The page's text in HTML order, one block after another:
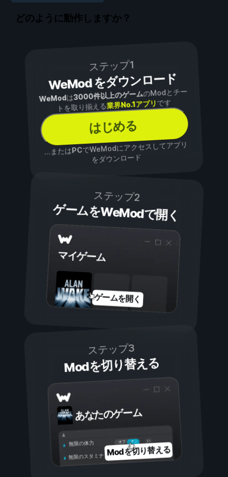
どのように動作しますか？
ステップ1
WeMod をダウンロード
WeModは3000件以上のゲームのModとチー
トを取り揃える業界No.1アプリです
はじめる
...またはPCでWeModにアクセスしてアプリ
をダウンロード
ステップ2
ゲームをWeModで開く
マイゲーム
ゲームを開く
ステップ3
Modを切り替える
あなたのゲーム
オン
オフ
無限の体力
無限のスタミナ Modを切り替える